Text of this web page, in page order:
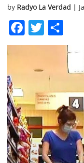
by Radyo La Verdad |
Facebook
Twitter